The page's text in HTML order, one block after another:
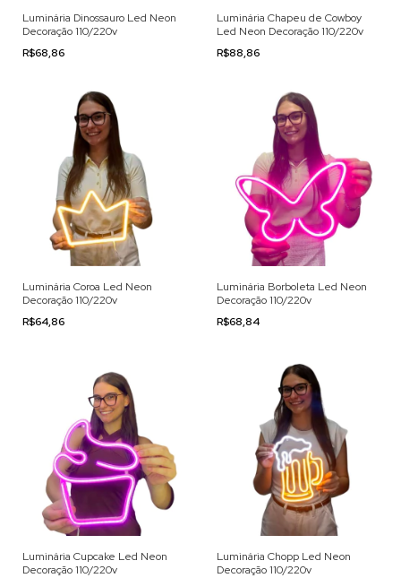
Luminária Dinossauro Led Neon
Decoração 110/220v
R$68,86
Luminária Chapeu de Cowboy
Led Neon Decoração 110/220v
R$88,86
Luminária Coroa Led Neon
Decoração 110/220v
R$64,86
Luminária Borboleta Led Neon
Decoração 110/220v
R$68,84
Luminária Cupcake Led Neon
Decoração 110/220v
Luminária Chopp Led Neon
Decoração 110/220v